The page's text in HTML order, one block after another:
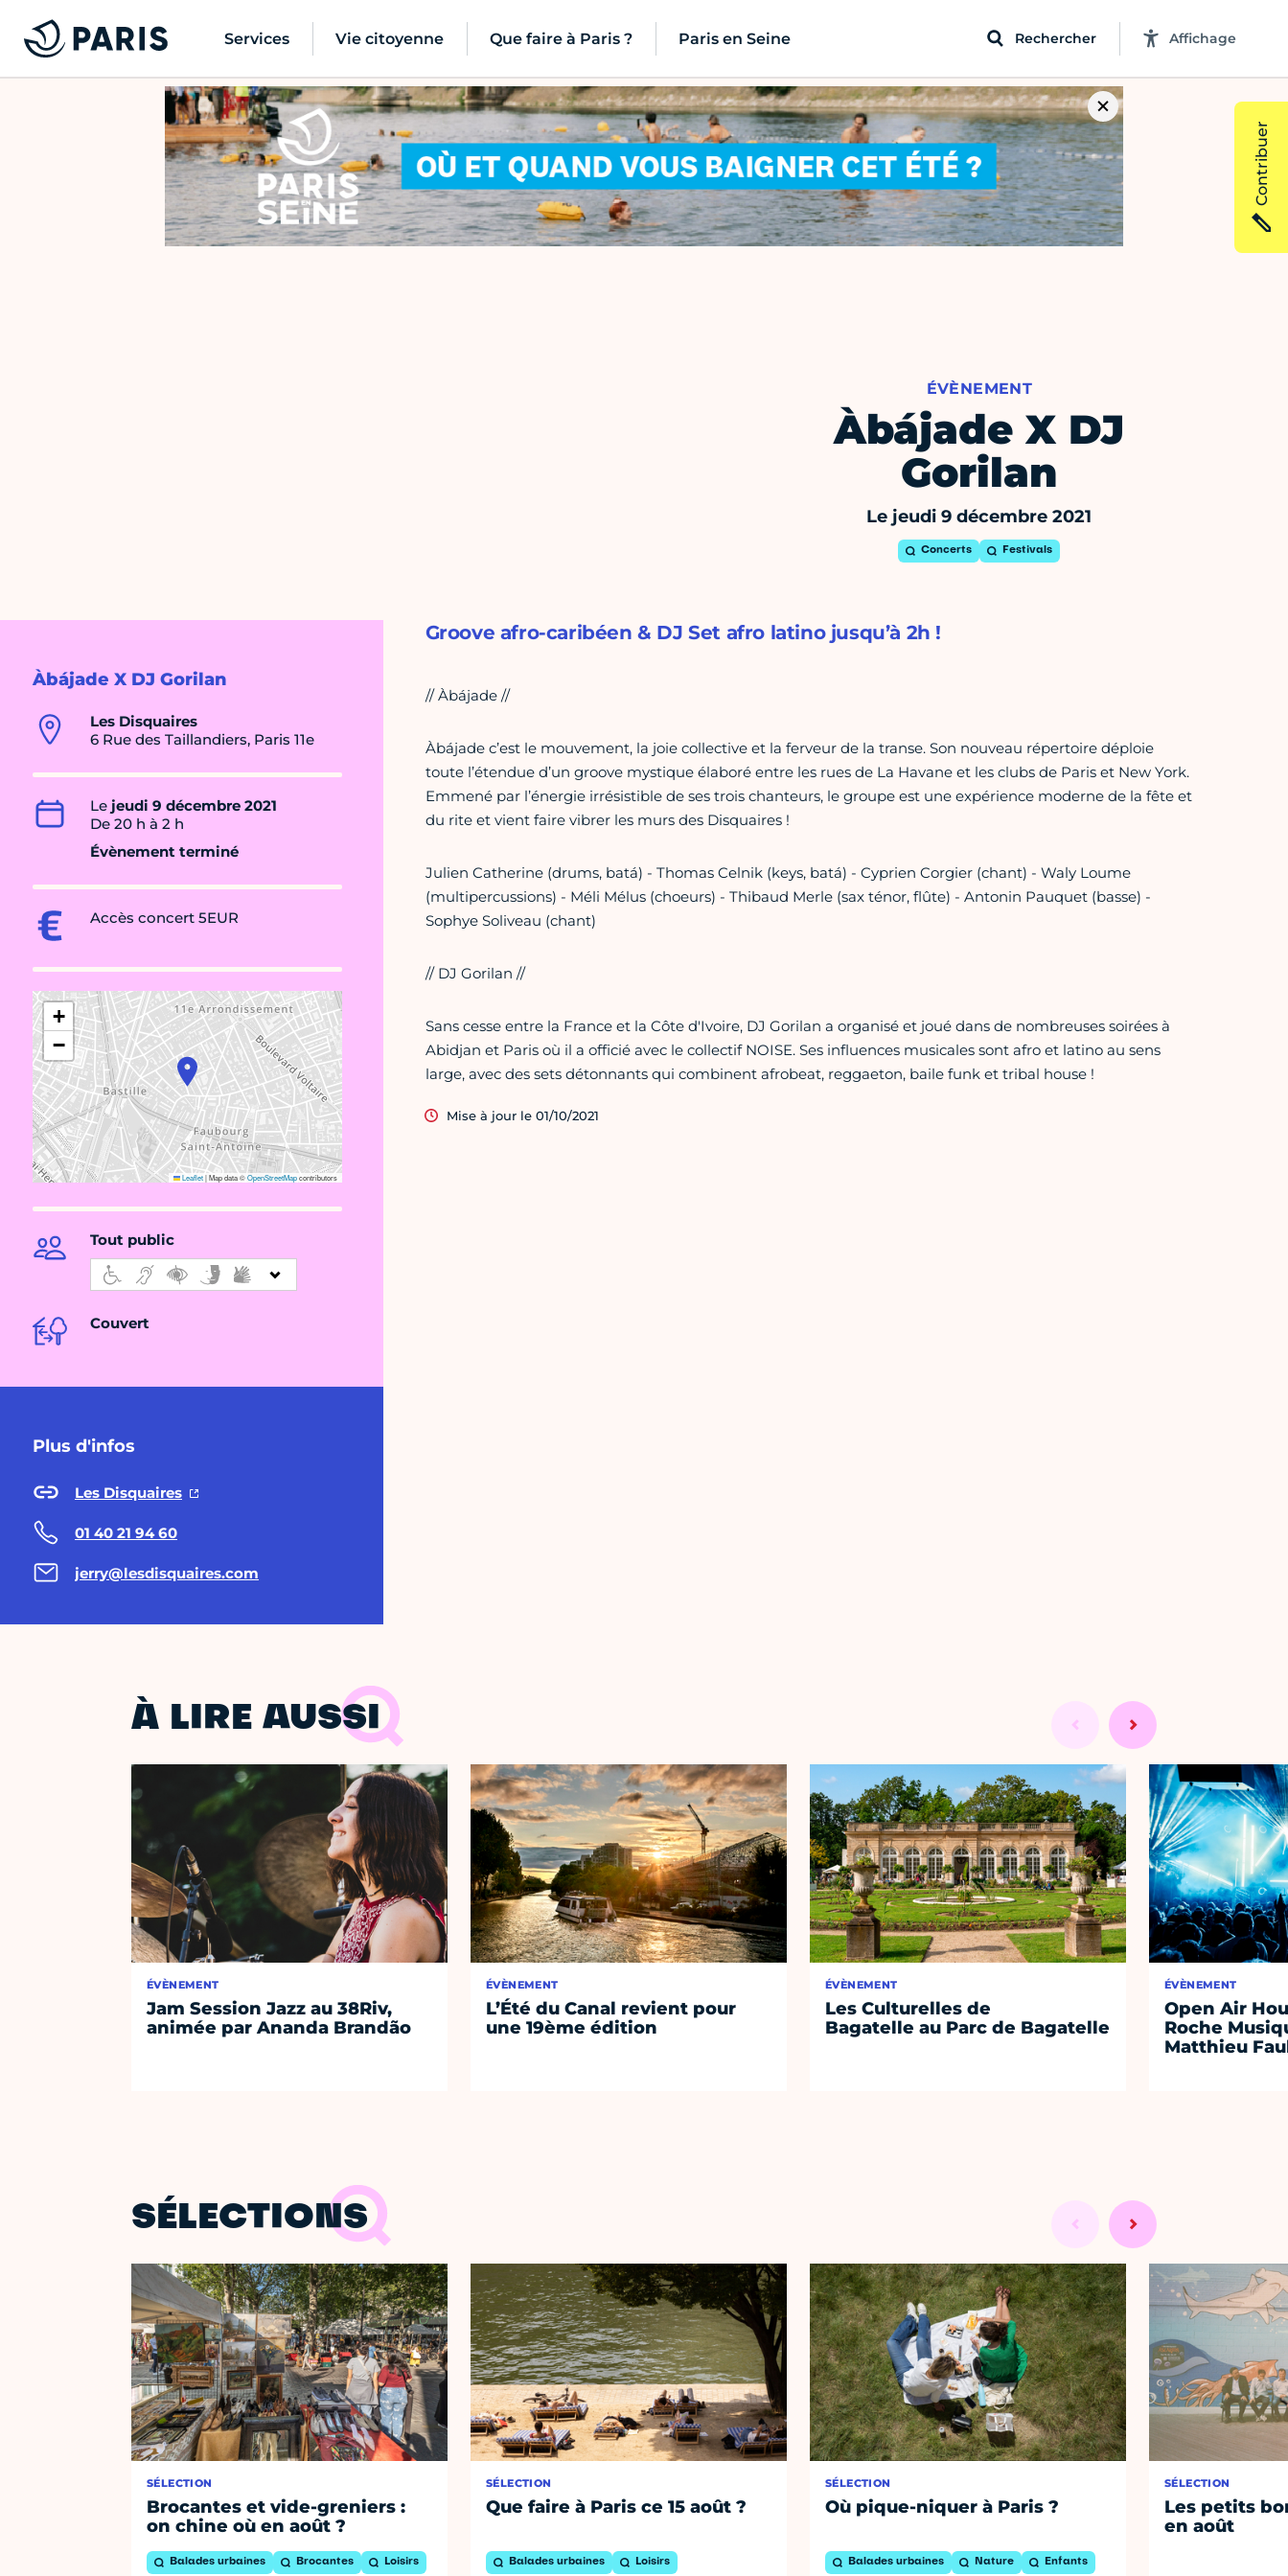
Services Vie citoyenne Que faire à Paris ? Paris en Seine Rechercher Affichage
ÉVÈNEMENT
Àbájade X DJ
Gorilan
Le jeudi 9 décembre 2021
Concerts Festivals
Àbájade X DJ Gorilan
Les Disquaires
6 Rue des Taillandiers, Paris 11e
Le jeudi 9 décembre 2021
De 20 h à 2 h
Évènement terminé
Accès concert 5EUR
+
−
Leaflet|Map data ©OpenStreetMapcontributors
Tout public
Couvert
Plus d'infos
Les Disquaires
01 40 21 94 60
jerry@lesdisquaires.com
Groove afro-caribéen & DJ Set afro latino jusqu’à 2h !
// Àbájade //
Àbájade c’est le mouvement, la joie collective et la ferveur de la transe. Son nouveau répertoire déploie
toute l’étendue d’un groove mystique élaboré entre les rues de La Havane et les clubs de Paris et New York.
Emmené par l’énergie irrésistible de ses trois chanteurs, le groupe est une expérience moderne de la fête et
du rite et vient faire vibrer les murs des Disquaires !
Julien Catherine (drums, batá) - Thomas Celnik (keys, batá) - Cyprien Corgier (chant) - Waly Loume
(multipercussions) - Méli Mélus (choeurs) - Thibaud Merle (sax ténor, flûte) - Antonin Pauquet (basse) -
Sophye Soliveau (chant)
// DJ Gorilan //
Sans cesse entre la France et la Côte d'Ivoire, DJ Gorilan a organisé et joué dans de nombreuses soirées à
Abidjan et Paris où il a officié avec le collectif NOISE. Ses influences musicales sont afro et latino au sens
large, avec des sets détonnants qui combinent afrobeat, reggaeton, baile funk et tribal house !
Mise à jour le 01/10/2021
À LIRE AUSSI
ÉVÈNEMENT
Jam Session Jazz au 38Riv,
animée par Ananda Brandão
ÉVÈNEMENT
L’Été du Canal revient pour
une 19ème édition
ÉVÈNEMENT
Les Culturelles de
Bagatelle au Parc de Bagatelle
ÉVÈNEMENT
Open Air
Roche
Matthieu
SÉLECTIONS
SÉLECTION
Brocantes et vide-greniers :
on chine où en août ?
Balades urbaines Brocantes Loisirs
SÉLECTION
Que faire à Paris ce 15 août ?
Balades urbaines Loisirs
SÉLECTION
Où pique-niquer à Paris ?
Balades urbaines Nature Enfants
SÉLECTION
Les petits
en août
Contribuer